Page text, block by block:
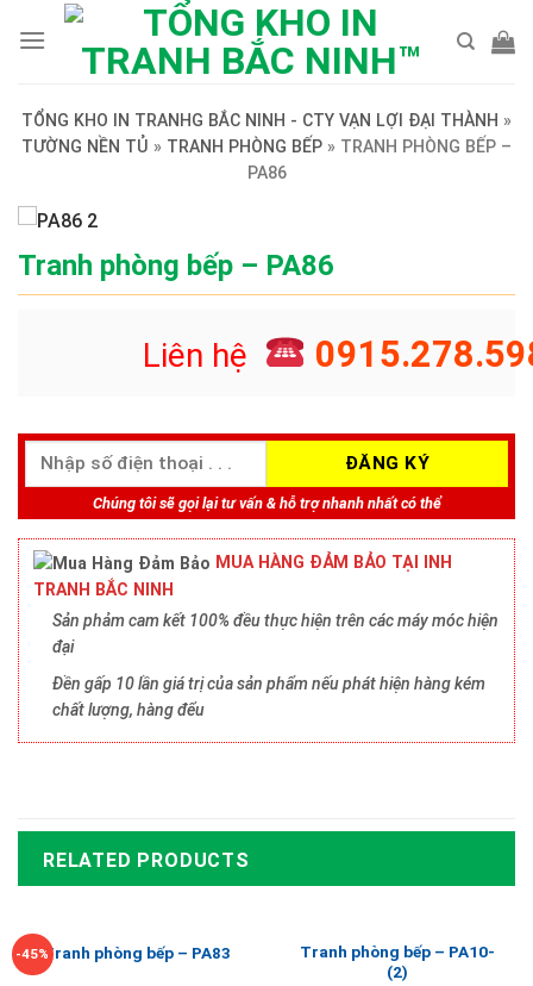
TỔNG KHO IN TRANHG BẮC NINH - CTY VẠN LỢI ĐẠI THÀNH »
TƯỜNG NỀN TỦ » TRANH PHÒNG BẾP » TRANH PHÒNG BẾP –
PA86
Tranh phòng bếp – PA86
Liên hệ
Chúng tôi sẽ gọi lại tư vấn & hỗ trợ nhanh nhất có thể
MUA HÀNG ĐẢM BẢO TẠI INH
TRANH BẮC NINH
Sản phảm cam kết 100% đều thực hiện trên các máy móc hiện
đại
Đền gấp 10 lần giá trị của sản phẩm nếu phát hiện hàng kém
chất lượng, hàng đểu
RELATED PRODUCTS
-45%Tranh phòng bếp – PA83
Tranh phòng bếp – PA10-
(2)